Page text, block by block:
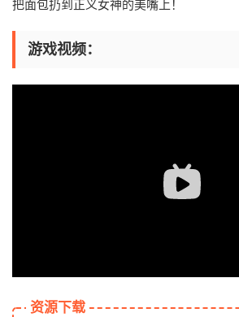
把面包扔到正义女神的美嘴上！
游戏视频：
资源下载